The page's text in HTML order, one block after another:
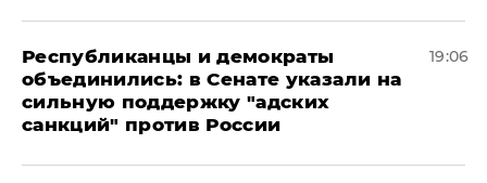
Республиканцы и демократы
объединились: в Сенате указали на
сильную поддержку "адских
санкций" против России
19:06